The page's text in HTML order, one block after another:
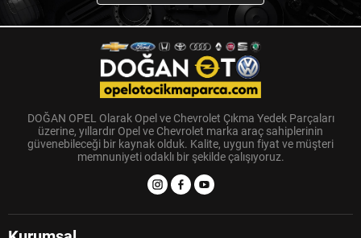
DOĞAN OPEL Olarak Opel ve Chevrolet Çıkma Yedek Parçaları
üzerine, yıllardır Opel ve Chevrolet marka araç sahiplerinin
güvenebileceği bir kaynak olduk. Kalite, uygun fiyat ve müşteri
memnuniyeti odaklı bir şekilde çalışıyoruz.